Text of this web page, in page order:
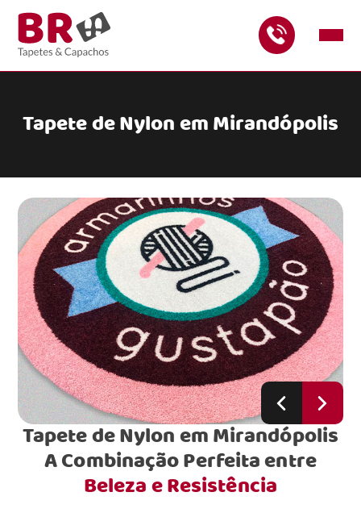
Tapete de Nylon em Mirandópolis
Tapete de Nylon em Mirandópolis
A Combinação Perfeita entre
Beleza e Resistência